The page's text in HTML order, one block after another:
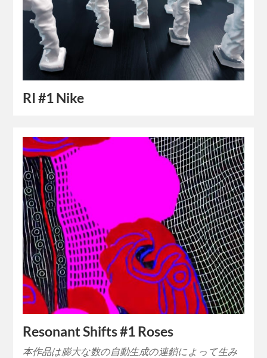
RI #1 Nike
Resonant Shifts #1 Roses
本作品は膨大な数の自動生成の連鎖によって生み